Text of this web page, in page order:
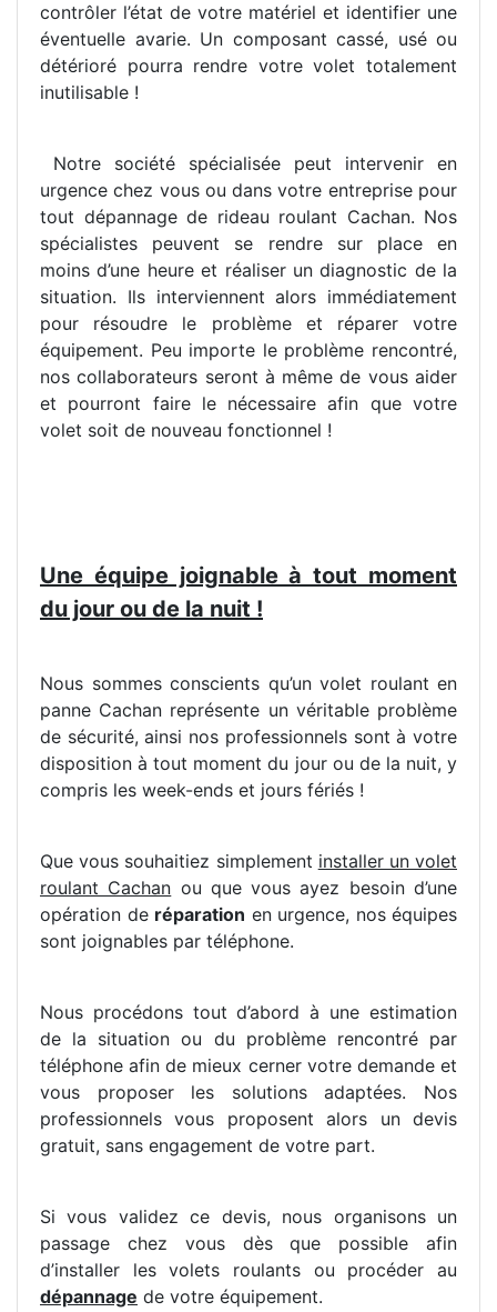
contrôler l’état de votre matériel et identifier une
éventuelle avarie. Un composant cassé, usé ou
détérioré pourra rendre votre volet totalement
inutilisable !
Notre société spécialisée peut intervenir en
urgence chez vous ou dans votre entreprise pour
tout dépannage de rideau roulant Cachan. Nos
spécialistes peuvent se rendre sur place en
moins d’une heure et réaliser un diagnostic de la
situation. Ils interviennent alors immédiatement
pour résoudre le problème et réparer votre
équipement. Peu importe le problème rencontré,
nos collaborateurs seront à même de vous aider
et pourront faire le nécessaire afin que votre
volet soit de nouveau fonctionnel !
Une équipe joignable à tout moment
du jour ou de la nuit !
Nous sommes conscients qu’un volet roulant en
panne Cachan représente un véritable problème
de sécurité, ainsi nos professionnels sont à votre
disposition à tout moment du jour ou de la nuit, y
compris les week-ends et jours fériés !
Que vous souhaitiez simplement installer un volet
roulant Cachan ou que vous ayez besoin d’une
opération de réparation en urgence, nos équipes
sont joignables par téléphone.
Nous procédons tout d’abord à une estimation
de la situation ou du problème rencontré par
téléphone afin de mieux cerner votre demande et
vous proposer les solutions adaptées. Nos
professionnels vous proposent alors un devis
gratuit, sans engagement de votre part.
Si vous validez ce devis, nous organisons un
passage chez vous dès que possible afin
d’installer les volets roulants ou procéder au
dépannage de votre équipement.